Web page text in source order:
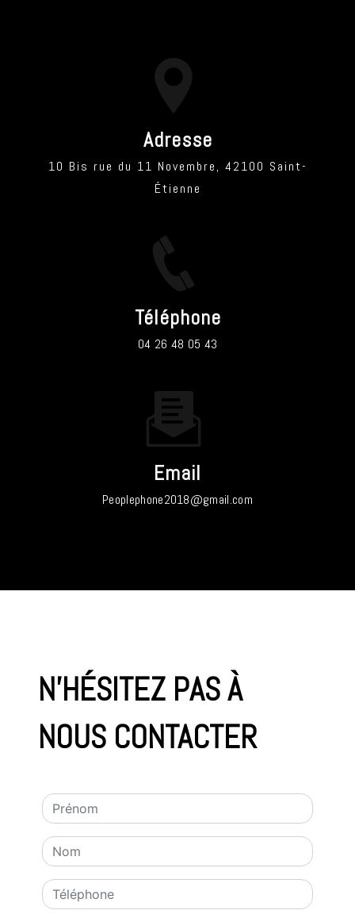
Adresse
10 Bis rue du 11 Novembre, 42100 Saint-
Étienne
Téléphone
04 26 48 05 43
Email
peoplephone2018@gmail.com
N'HÉSITEZ PAS À
NOUS CONTACTER